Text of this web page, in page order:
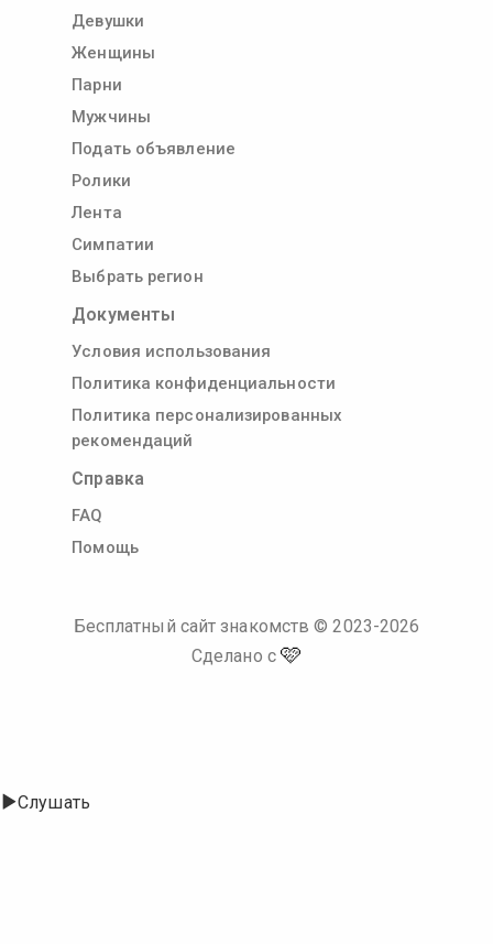
Девушки
Женщины
Парни
Мужчины
Подать объявление
Ролики
Лента
Симпатии
Выбрать регион
Документы
Условия использования
Политика конфиденциальности
Политика персонализированных
рекомендаций
Справка
FAQ
Помощь
Бесплатный сайт знакомств © 2023-2026
Сделано с 🩷
Слушать